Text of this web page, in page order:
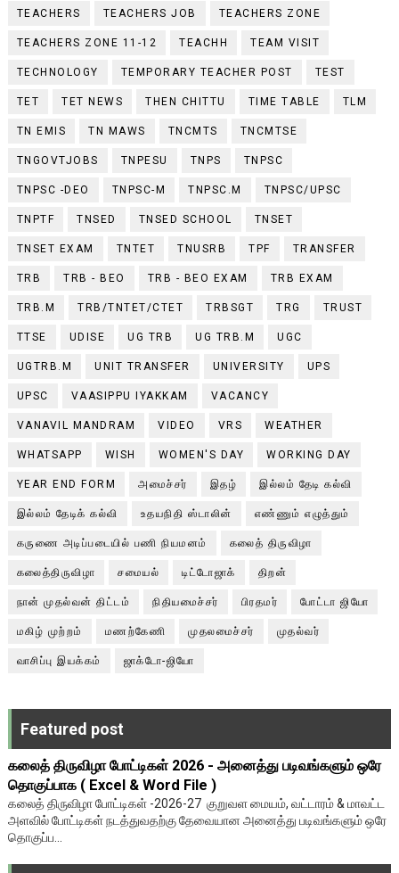
TEACHERS TEACHERS JOB TEACHERS ZONE
TEACHERS ZONE 11-12 TEACHH TEAM VISIT
TECHNOLOGY TEMPORARY TEACHER POST TEST
TET TET NEWS THEN CHITTU TIME TABLE TLM
TN EMIS TN MAWS TNCMTS TNCMTSE
TNGOVTJOBS TNPESU TNPS TNPSC
TNPSC -DEO TNPSC-M TNPSC.M TNPSC/UPSC
TNPTF TNSED TNSED SCHOOL TNSET
TNSET EXAM TNTET TNUSRB TPF TRANSFER
TRB TRB - BEO TRB - BEO EXAM TRB EXAM
TRB.M TRB/TNTET/CTET TRBSGT TRG TRUST
TTSE UDISE UG TRB UG TRB.M UGC
UGTRB.M UNIT TRANSFER UNIVERSITY UPS
UPSC VAASIPPU IYAKKAM VACANCY
VANAVIL MANDRAM VIDEO VRS WEATHER
WHATSAPP WISH WOMEN'S DAY WORKING DAY
YEAR END FORM அமைச்சர் இதழ் இல்லம் தேடி கல்வி
இல்லம் தேடிக் கல்வி உதயநிதி ஸ்டாலின் எண்ணும் எழுத்தும்
கருணை அடிப்படையில் பணி நியமனம் கலைத் திருவிழா
கலைத்திருவிழா சமையல் டிட்டோஜாக் திறன்
நான் முதல்வன் திட்டம் நிதியமைச்சர் பிரதமர் போட்டா ஜியோ
மகிழ் முற்றம் மணற்கேணி முதலமைச்சர் முதல்வர்
வாசிப்பு இயக்கம் ஜாக்டோ-ஜியோ
Featured post
கலைத் திருவிழா போட்டிகள் 2026 - அனைத்து படிவங்களும் ஒரே
தொகுப்பாக ( Excel & Word File )
கலைத் திருவிழா போட்டிகள் -2026-27 குறுவள மையம், வட்டாரம் & மாவட்ட
அளவில் போட்டிகள் நடத்துவதற்கு தேவையான அனைத்து படிவங்களும் ஒரே
தொகுப்ப...